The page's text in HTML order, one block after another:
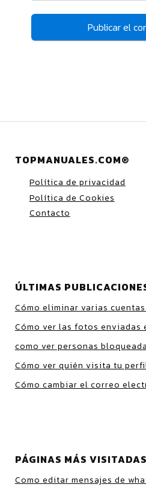
TOPMANUALES.COM®
Política de privacidad
Política de Cookies
Contacto
ÚLTIMAS
Cómo eliminar varias
Cómo ver las fotos enviadas
como ver personas
Cómo ver quién visita tu
Cómo cambiar el correo
PÁGINAS MÁS VISITADAS
Como editar mensajes de